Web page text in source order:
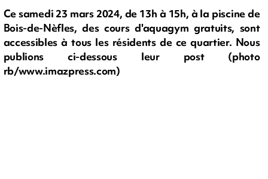
Ce samedi 23 mars 2024, de 13h à 15h, à la piscine de
Bois-de-Nèfles, des cours d'aquagym gratuits, sont
accessibles à tous les résidents de ce quartier. Nous
publions ci-dessous leur post (photo
rb/www.imazpress.com)